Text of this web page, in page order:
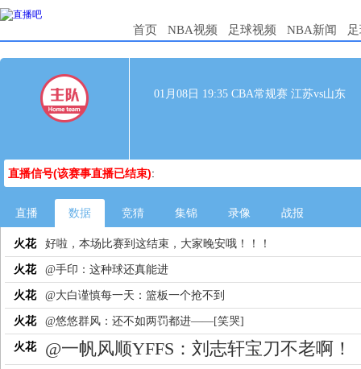
首页 NBA视频 足球视频 NBA新闻
01月08日 19:35 CBA常规赛 江苏vs山东
直播信号(该赛事直播已结束):
直播 数据 竞猜 集锦 录像 战报
火花 好啦，本场比赛到这结束，大家晚安哦！！！
火花 @手印：这种球还真能进
火花 @大白谨慎每一天：篮板一个抢不到
火花 @悠悠群风：还不如两罚都进——[笑哭]
火花 @一帆风顺YFFS：刘志轩宝刀不老啊！